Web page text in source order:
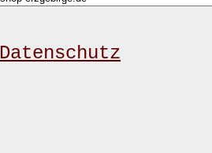
Datenschutz